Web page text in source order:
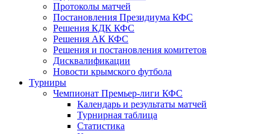
Протоколы матчей
Постановления Президиума КФС
Решения КДК КФС
Решения АК КФС
Решения и постановления комитетов
Дисквалификации
Новости крымского футбола
Турниры
Чемпионат Премьер-лиги КФС
Календарь и результаты матчей
Турнирная таблица
Статистика